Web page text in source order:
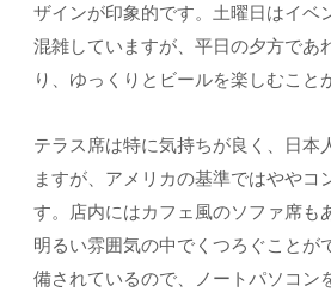
ザインが印象的です。土曜日はイベ
混雑していますが、平日の夕方であ
り、ゆっくりとビールを楽しむこと
テラス席は特に気持ちが良く、日本
ますが、アメリカの基準ではややコ
す。店内にはカフェ風のソファ席も
明るい雰囲気の中でくつろぐことが
備されているので、ノートパソコン